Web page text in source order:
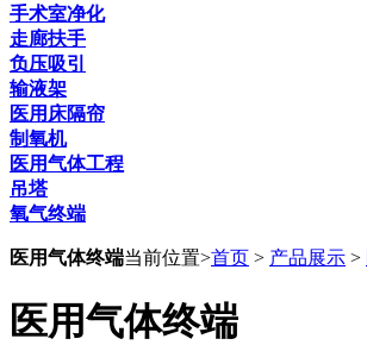
手术室净化
走廊扶手
负压吸引
输液架
医用床隔帘
制氧机
医用气体工程
吊塔
氧气终端
医用气体终端当前位置>首页 > 产品展示 >
医用气体终端